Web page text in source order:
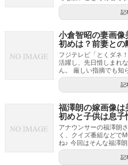
記
小倉智昭の妻画
初めは？前妻との
フジテレビ「とくダネ
活躍し、先日惜しまれ
ん。 厳しい指摘でも知
記
福澤朗の嫁画像
初めと子供は息子
アナウンサーの福澤朗
く、クイズ番組などで
ね♪ 今回はそんな福澤
記